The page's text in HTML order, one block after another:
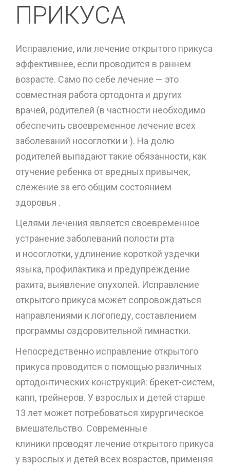
ПРИКУСА
Исправление, или лечение открытого прикуса
эффективнее, если проводится в раннем
возрасте. Само по себе лечение — это
совместная работа ортодонта и других
врачей, родителей (в частности необходимо
обеспечить своевременное лечение всех
заболеваний носоглотки и ). На долю
родителей выпадают такие обязанности, как
отучение ребенка от вредных привычек,
слежение за его общим состоянием
здоровья .
Целями лечения является своевременное
устранение заболеваний полости рта
и носоглотки, удлинение короткой уздечки
языка, профилактика и предупреждение
рахита, выявление опухолей. Исправление
открытого прикуса может сопровождаться
направлениями к логопеду, составлением
программы оздоровительной гимнастки.
Непосредственно исправление открытого
прикуса проводится с помощью различных
ортодонтических конструкций: брекет-систем,
капп, трейнеров. У взрослых и детей старше
13 лет может потребоваться хирургическое
вмешательство. Современные
клиники проводят лечение открытого прикуса
у взрослых и детей всех возрастов, применяя